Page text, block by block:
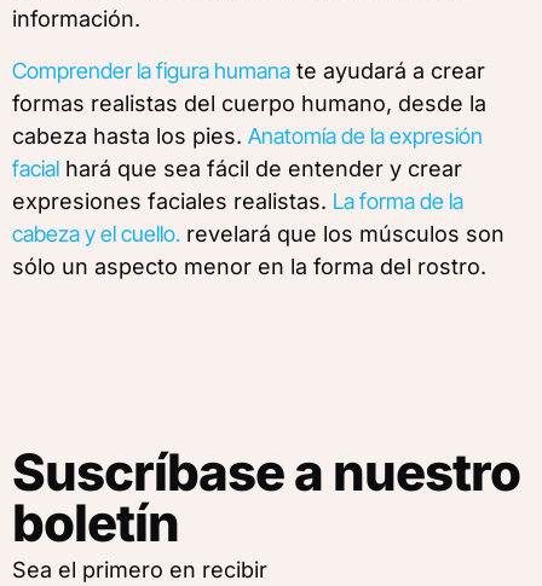
información.
Comprender la figura humana te ayudará a crear
formas realistas del cuerpo humano, desde la
cabeza hasta los pies. Anatomía de la expresión
facial hará que sea fácil de entender y crear
expresiones faciales realistas. La forma de la
cabeza y el cuello. revelará que los músculos son
sólo un aspecto menor en la forma del rostro.
Suscríbase a nuestro
boletín
Sea el primero en recibir